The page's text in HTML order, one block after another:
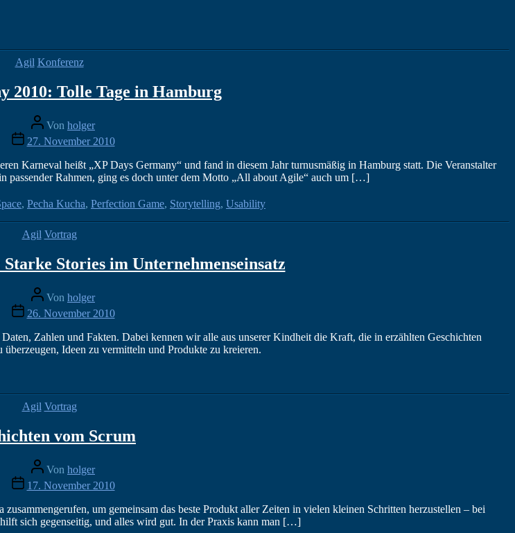
Kategorien
Agil Konferenz
2010: Tolle Tage in Hamburg
Beitragsautor
Von holger
Veröffentlichungsdatum
27. November 2010
Karneval heißt „XP Days Germany“ und fand in diesem Jahr turnusmäßig in Hamburg statt. Die Veranstalter
passender Rahmen, ging es doch unter dem Motto „All about Agile“ auch um […]
, Pecha Kucha, Perfection Game, Storytelling, Usability
Kategorien
Agil Vortrag
Stories im Unternehmenseinsatz
Beitragsautor
Von holger
Veröffentlichungsdatum
26. November 2010
Zahlen und Fakten. Dabei kennen wir alle aus unserer Kindheit die Kraft, die in erzählten Geschichten
Ideen zu vermitteln und Produkte zu kreieren.
Kategorien
Agil Vortrag
vom Scrum
Beitragsautor
Von holger
Veröffentlichungsdatum
17. November 2010
um gemeinsam das beste Produkt aller Zeiten in vielen kleinen Schritten herzustellen – bei
sich gegenseitig, und alles wird gut. In der Praxis kann man […]